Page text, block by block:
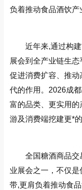
负着推动食品酒饮产
近年来,通过构
展会到全产业链生态
促进消费扩容、推
代的作用。2026成
富的品类、更实用
游及消费端挖建更*的
全国糖酒商品交
业展会之一，不仅
带,更肩负着推动食